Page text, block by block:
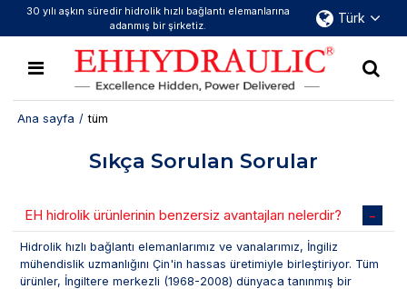
30 yılı aşkın süredir hidrolik hızlı bağlantı elemanlarına
adanmış bir şirketiz.
Türk
Ana sayfa / tüm
Sıkça Sorulan Sorular
EH hidrolik ürünlerinin benzersiz avantajları nelerdir?
Hidrolik hızlı bağlantı elemanlarımız ve vanalarımız, İngiliz
mühendislik uzmanlığını Çin'in hassas üretimiyle birleştiriyor. Tüm
ürünler, İngiltere merkezli (1968-2008) dünyaca tanınmış bir